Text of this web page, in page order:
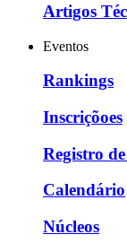
Artigos
Eventos
Rankings
Inscriçõoes
Registro
Calendário
Núcleos